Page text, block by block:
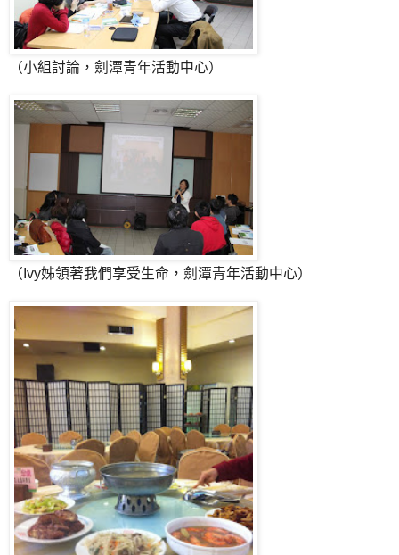
（小組討論，劍潭青年活動中心）
（Ivy姊領著我們享受生命，劍潭青年活動中心）